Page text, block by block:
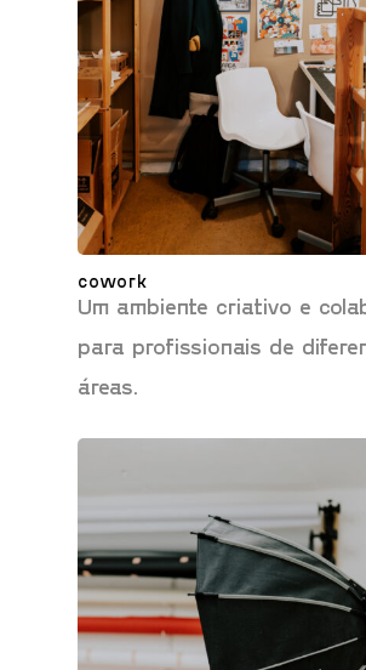
cowork
Um ambiente criativo e
para profissionais de
áreas.